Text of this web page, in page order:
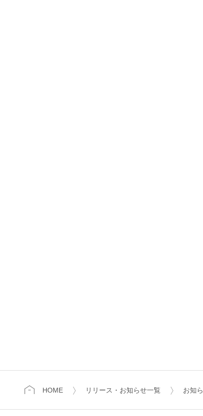
HOME リリース・お知らせ一覧 お知